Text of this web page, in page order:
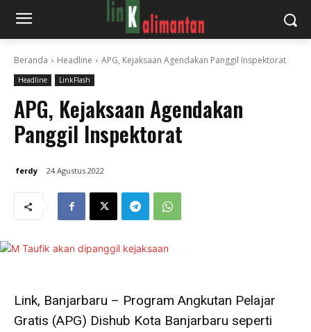
Beranda Headline APG, Kejaksaan Agendakan Panggil Inspektorat
Headline LinkFlash
APG, Kejaksaan Agendakan
Panggil Inspektorat
ferdy 24 Agustus 2022
Link, Banjarbaru – Program Angkutan Pelajar
Gratis (APG) Dishub Kota Banjarbaru seperti